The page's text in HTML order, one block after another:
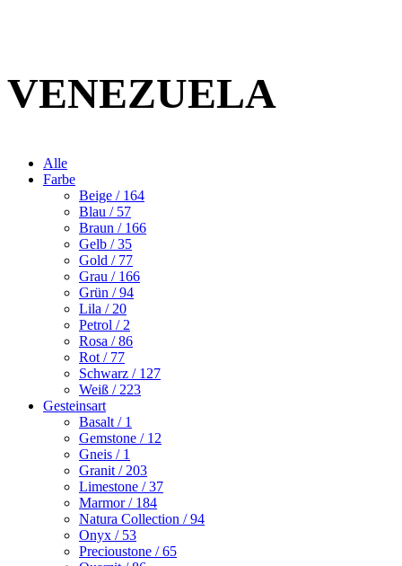
VENEZUELA
Alle
Farbe
Beige / 164
Blau / 57
Braun / 166
Gelb / 35
Gold / 77
Grau / 166
Grün / 94
Lila / 20
Petrol / 2
Rosa / 86
Rot / 77
Schwarz / 127
Weiß / 223
Gesteinsart
Basalt / 1
Gemstone / 12
Gneis / 1
Granit / 203
Limestone / 37
Marmor/ 184
Natura Collection / 94
Onyx / 53
Precioustone / 65